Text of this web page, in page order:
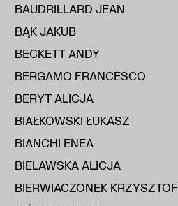
BAUDRILLARD JEAN
BĄK JAKUB
BECKETT ANDY
BERGAMO FRANCESCO
BERYT ALICJA
BIAŁKOWSKI ŁUKASZ
BIANCHI ENEA
BIELAWSKA ALICJA
BIERWIACZONEK KRZYSZTOF